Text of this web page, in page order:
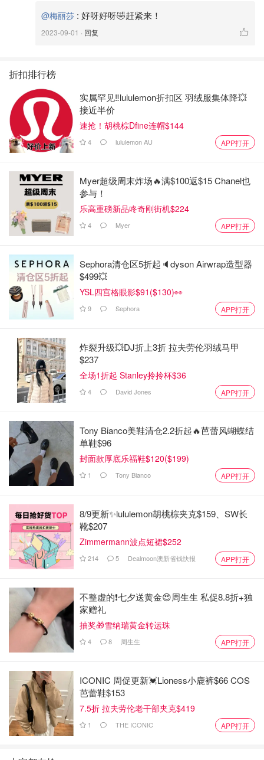
我的刷子不够细密，所以成品的图案有点迷糊了，如果你有
刮刀是搅拌面粉的时候使用
筛子用来给面粉过筛
🥮制作方法：
1️⃣处理月饼皮
先把所需要的材料都称重
把黄油放到微波炉里面加热40秒，拿出来之后倒入糖粉，用
倒入一个鸡蛋黄，少许蜂蜜和香草精，搅拌均匀
倒入低筋面粉（一定要过筛），然后搅拌均匀，就可以放置
15分钟
2️⃣处理月饼馅儿
把买好的豆沙馅儿分成25克一个，把它揉成圆形，一共17
个。
@梅丽莎 : 好呀好呀🤣赶紧来！
2023-09-01 · 回复
折扣排行榜
实属罕见‼️lululemon折扣区 羽绒服集体降💥
接近半价
速抢！胡桃棕Dfine连帽$144
4 lululemon AU APP打开
Myer超级周末炸场🔥满$100返$15 Chanel也
参与！
乐高重磅新品咚奇刚街机$224
4 Myer APP打开
Sephora清仓区5折起🔈dyson Airwrap造型器
$499💥
YSL四宫格眼影$91($130)👀
9 Sephora APP打开
炸裂升级💥DJ折上3折 拉夫劳伦羽绒马甲
$237
全场1折起 Stanley拎拎杯$36
4 David Jones APP打开
Tony Bianco美鞋清仓2.2折起🔥芭蕾风蝴蝶结
单鞋$96
封面款厚底乐福鞋$120($199)
1 Tony Bianco APP打开
8/9更新✨lululemon胡桃棕夹克$159、SW长
靴$207
Zimmermann波点短裙$252
214 5 Dealmoon澳新省钱快报 APP打开
不整虚的❗️七夕送黄金😍周生生 私促8.8折+独
家赠礼
抽奖🎁雪纳瑞黄金转运珠
4 8 周生生 APP打开
ICONIC 周促更新💓Lioness小鹿裤$66 COS
芭蕾鞋$153
7.5折 拉夫劳伦老干部夹克$419
1 THE ICONIC APP打开